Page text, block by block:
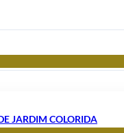
JARDIM COLORIDA